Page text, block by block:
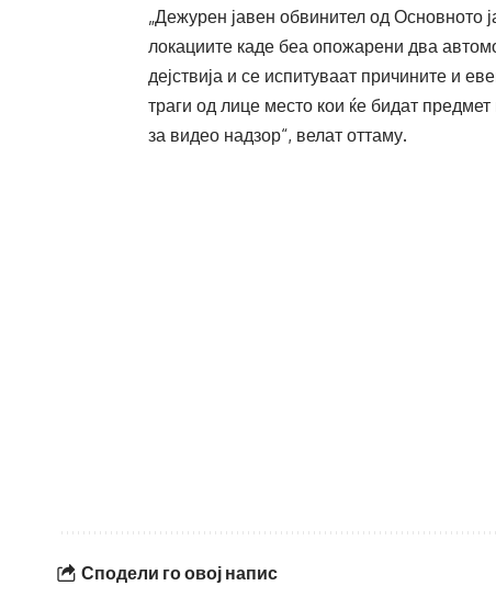
„Дежурен јавен обвинител од Основното
локациите каде беа опожарени два
дејствија и се испитуваат причините и
траги од лице место кои ќе бидат
за видео надзор“, велат оттаму.
Сподели го овој напис